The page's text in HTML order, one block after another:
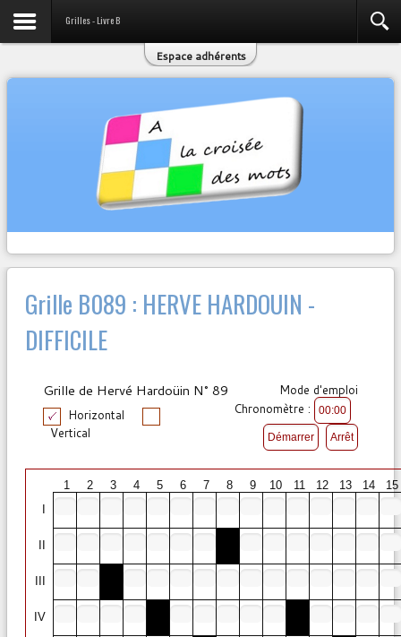
Grilles - Livre B
Espace adhérents
Grille B089 : HERVE HARDOUIN -
DIFFICILE
Grille de Hervé Hardoüin N° 89
Mode d'emploi
Horizontal
Vertical
Chronomètre :
1 2 3 4 5 6 7 8 9 10 11 12 13 14
15
IV